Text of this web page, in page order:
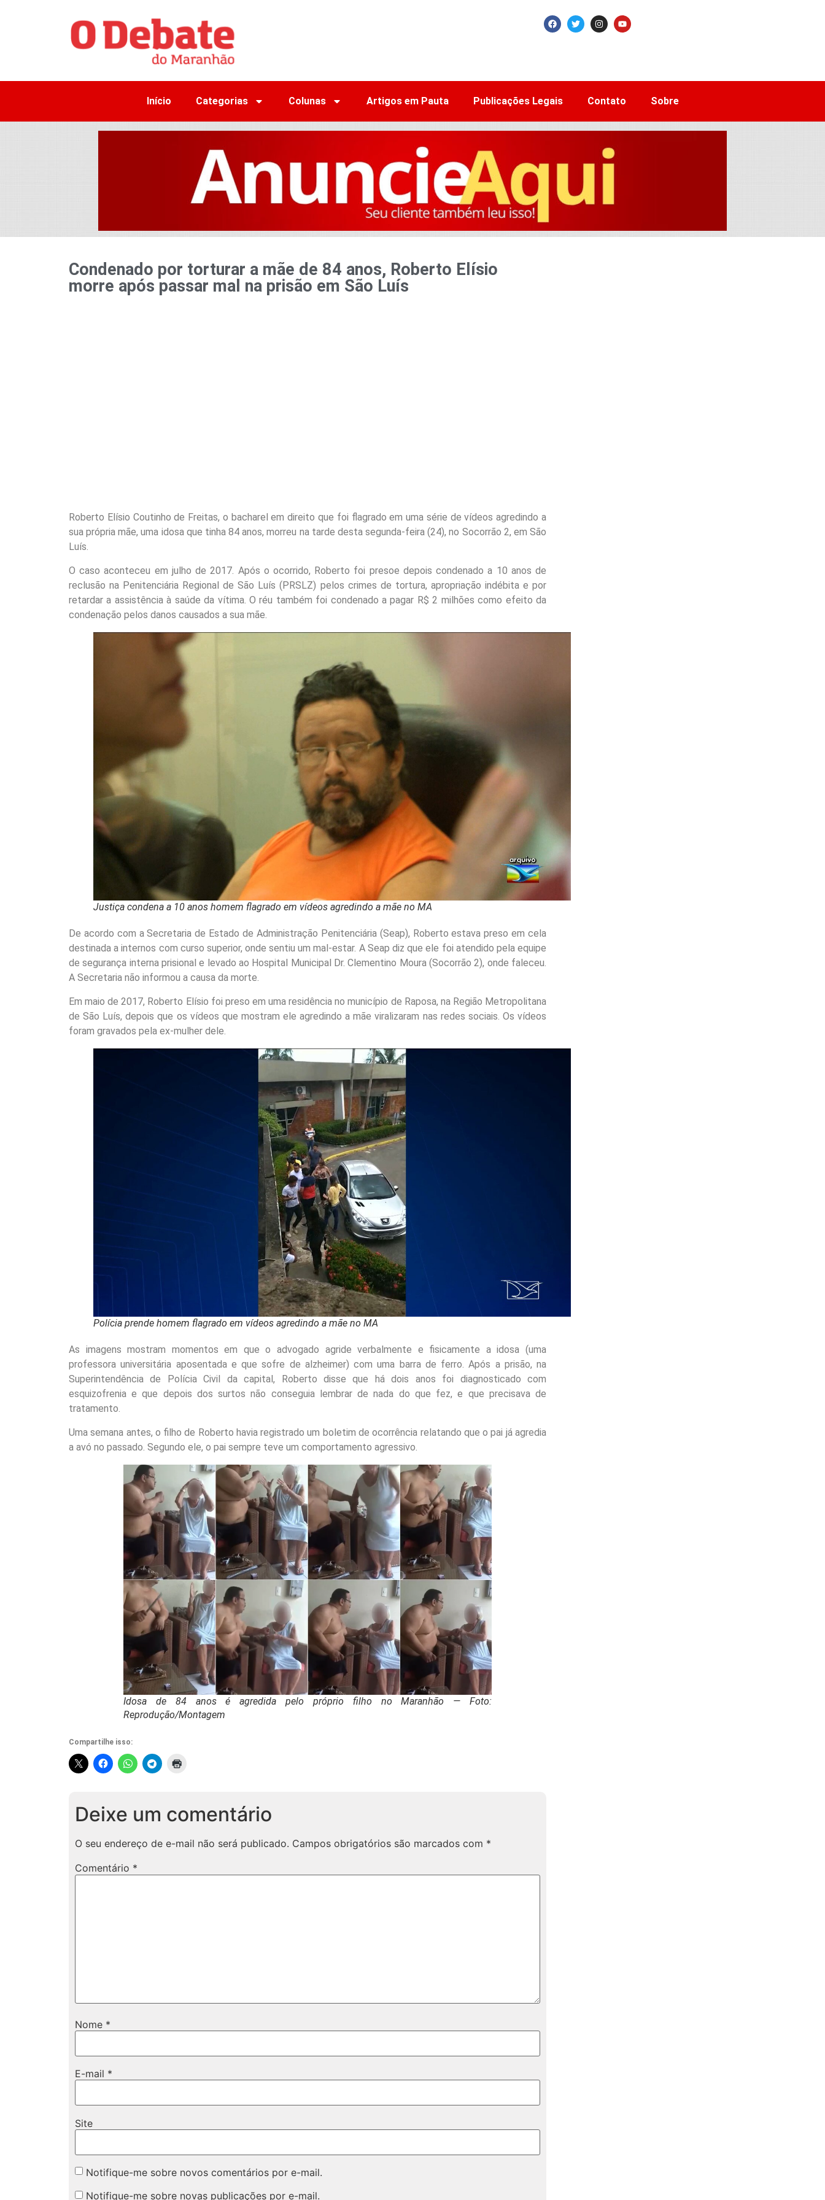
Início Categorias Colunas Artigos em Pauta Publicações Legais Contato Sobre
Condenado por torturar a mãe de 84 anos, Roberto Elísio
morre após passar mal na prisão em São Luís
Roberto Elísio Coutinho de Freitas, o bacharel em direito que foi flagrado em uma série de vídeos agredindo a
sua própria mãe, uma idosa que tinha 84 anos, morreu na tarde desta segunda-feira (24), no Socorrão 2, em São
Luís.
O caso aconteceu em julho de 2017. Após o ocorrido, Roberto foi presoe depois condenado a 10 anos de
reclusão na Penitenciária Regional de São Luís (PRSLZ) pelos crimes de tortura, apropriação indébita e por
retardar a assistência à saúde da vítima. O réu também foi condenado a pagar R$ 2 milhões como efeito da
condenação pelos danos causados a sua mãe.
Justiça condena a 10 anos homem flagrado em vídeos agredindo a mãe no MA
De acordo com a Secretaria de Estado de Administração Penitenciária (Seap), Roberto estava preso em cela
destinada a internos com curso superior, onde sentiu um mal-estar. A Seap diz que ele foi atendido pela equipe
de segurança interna prisional e levado ao Hospital Municipal Dr. Clementino Moura (Socorrão 2), onde faleceu.
A Secretaria não informou a causa da morte.
Em maio de 2017, Roberto Elísio foi preso em uma residência no município de Raposa, na Região Metropolitana
de São Luís, depois que os vídeos que mostram ele agredindo a mãe viralizaram nas redes sociais. Os vídeos
foram gravados pela ex-mulher dele.
Polícia prende homem flagrado em vídeos agredindo a mãe no MA
As imagens mostram momentos em que o advogado agride verbalmente e fisicamente a idosa (uma
professora universitária aposentada e que sofre de alzheimer) com uma barra de ferro. Após a prisão, na
Superintendência de Polícia Civil da capital, Roberto disse que há dois anos foi diagnosticado com
esquizofrenia e que depois dos surtos não conseguia lembrar de nada do que fez, e que precisava de
tratamento.
Uma semana antes, o filho de Roberto havia registrado um boletim de ocorrência relatando que o pai já agredia
a avó no passado. Segundo ele, o pai sempre teve um comportamento agressivo.
Idosa de 84 anos é agredida pelo próprio filho no Maranhão — Foto:
Reprodução/Montagem
Compartilhe isso:
Deixe um comentário
O seu endereço de e-mail não será publicado. Campos obrigatórios são marcados com *
Comentário *
Nome *
E-mail *
Site
Notifique-me sobre novos comentários por e-mail.
Notifique-me sobre novas publicações por e-mail.